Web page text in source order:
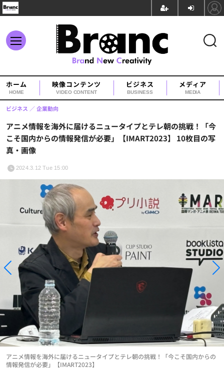
ホーム
HOME
映像コンテンツ
VIDEO CONTENT
ビジネス
BUSINESS
メディア
MEDIA
アニメ情報を海外に届けるニュータイプとテレ朝の挑戦！「今
こそ国内からの情報発信が必要」【IMART2023】 10枚目の写
真・画像
ビジネス 企業動向
2024.3.12 Tue 15:00
アニメ情報を海外に届けるニュータイプとテレ朝の挑戦！「今こそ国内からの
情報発信が必要」【IMART2023】